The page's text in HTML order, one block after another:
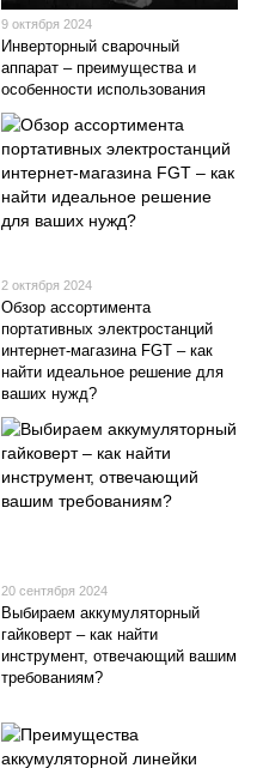
9 октября 2024
Инверторный сварочный
аппарат – преимущества и
особенности использования
2 октября 2024
Обзор ассортимента
портативных электростанций
интернет-магазина FGT – как
найти идеальное решение для
ваших нужд?
20 сентября 2024
Выбираем аккумуляторный
гайковерт – как найти
инструмент, отвечающий вашим
требованиям?